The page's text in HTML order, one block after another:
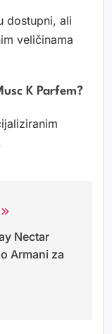
dostupni, ali
veličinama
K Parfem?
Nectar
Armani za